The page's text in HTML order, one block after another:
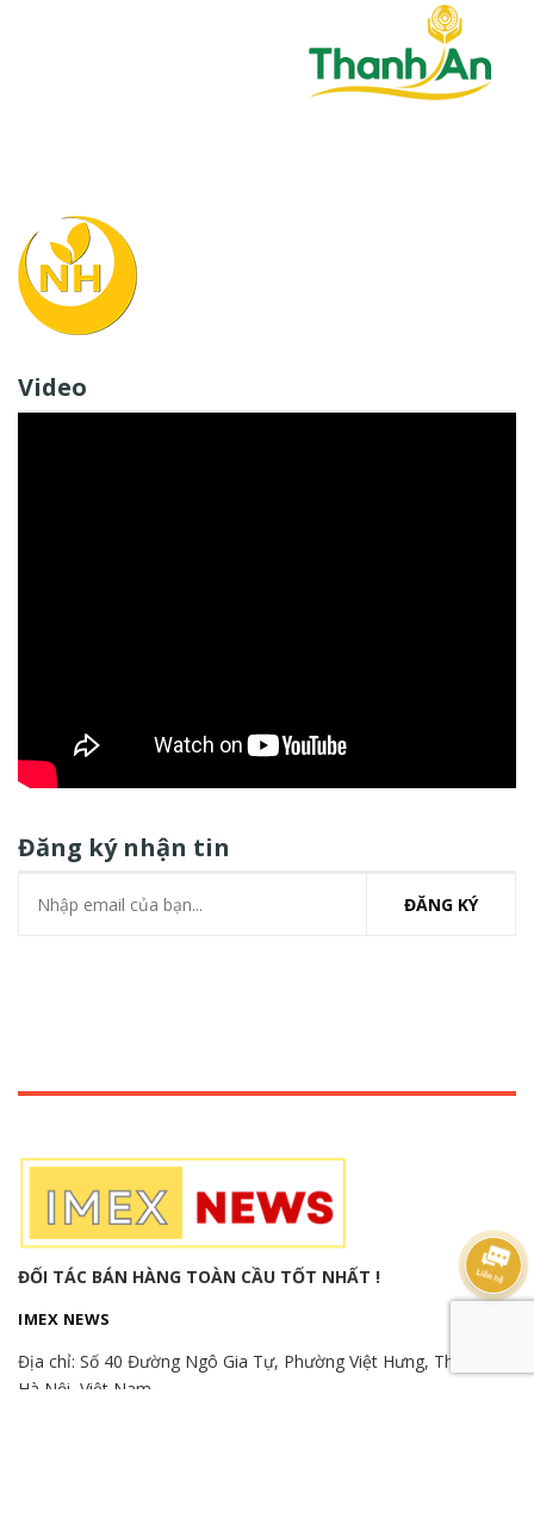
Video
Đăng ký nhận tin
ĐĂNG KÝ
ĐỐI TÁC BÁN HÀNG TOÀN CẦU TỐT NHẤT !
IMEX NEWS
Địa chỉ: Số 40 Đường Ngô Gia Tự, Phường Việt Hưng, Thành phố
Hà Nội, Việt Nam